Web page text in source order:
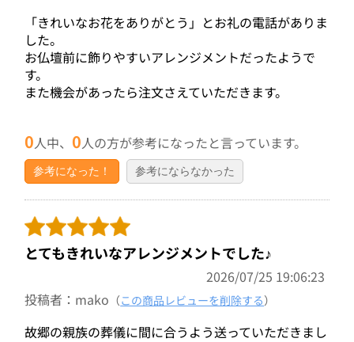
「きれいなお花をありがとう」とお礼の電話がありま
した。
お仏壇前に飾りやすいアレンジメントだったようで
す。
また機会があったら注文さえていただきます。
0人中、0人の方が参考になったと言っています。
参考になった！ 参考にならなかった
とてもきれいなアレンジメントでした♪
2026/07/25 19:06:23
投稿者：mako （この商品レビューを削除する）
故郷の親族の葬儀に間に合うよう送っていただきまし